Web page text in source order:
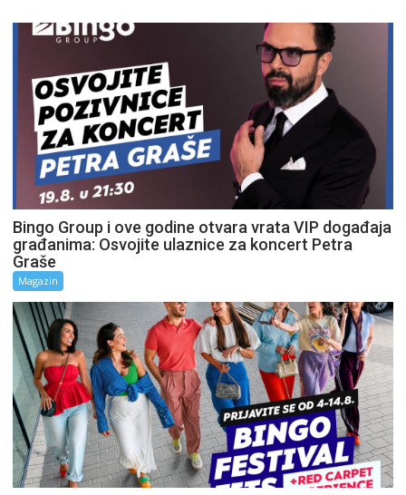
Bingo Group i ove godine otvara vrata VIP događaja
građanima: Osvojite ulaznice za koncert Petra
Graše
Magazin